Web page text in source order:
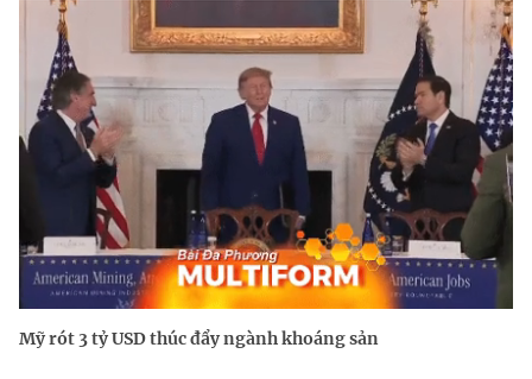
Mỹ rót 3 tỷ USD thúc đẩy ngành khoáng sản